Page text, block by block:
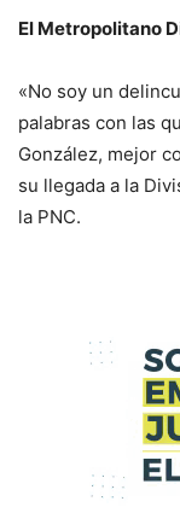
El Metropolitano
«No soy un
palabras con las
González, mejor
su llegada a la
la PNC.